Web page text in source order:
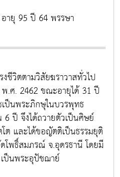
ายุ 95 ปี 64 พรรษา
ชีวิตตามวิสัยฆราวาสทั่วไป
.ศ. 2462 ขณะอายุได้ 31 ปี
ป็นพระภิกษุในบวรพุทธ
ปี จึงได้ถวายตัวเป็นศิษย์
ต และได้ขอญัตติเป็นธรรมยุติ
พธิ์สมภรณ์ จ.อุดรธานี โดยมี
ป็นพระอุปัชฌาย์